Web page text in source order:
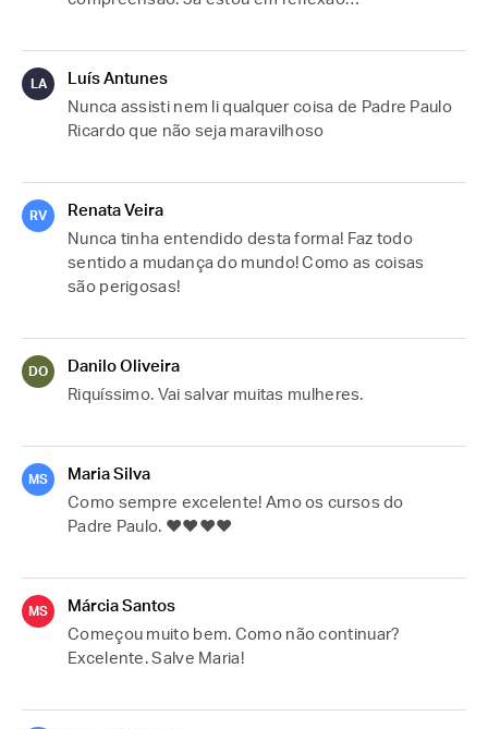
LA
Luís Antunes
Nunca assisti nem li qualquer coisa de Padre Paulo
Ricardo que não seja maravilhoso
RV
Renata Veira
Nunca tinha entendido desta forma! Faz todo
sentido a mudança do mundo! Como as coisas
são perigosas!
DO
Danilo Oliveira
Riquíssimo. Vai salvar muitas mulheres.
MS
Maria Silva
Como sempre excelente! Amo os cursos do
Padre Paulo. ❤️❤️❤️❤️
MS
Márcia Santos
Começou muito bem. Como não continuar?
Excelente. Salve Maria!